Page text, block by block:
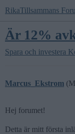
RikaTillsammans
Är 12%
Spara och investera
Marcus_Ekstrom
Hej forumet!
Detta är mitt första